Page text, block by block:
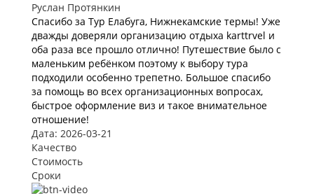
Руслан Протянкин
Спасибо за Тур Елабуга, Нижнекамские термы! Уже
дважды доверяли организацию отдыха karttrvel и
оба раза все прошло отлично! Путешествие было с
маленьким ребёнком поэтому к выбору тура
подходили особенно трепетно. Большое спасибо
за помощь во всех организационных вопросах,
быстрое оформление виз и такое внимательное
отношение!
Дата: 2026-03-21
Качество
Стоимость
Сроки